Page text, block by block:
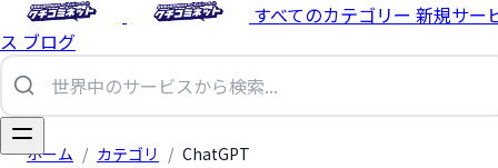
すべてのカテゴリー 新規サー
ス ブログ
ホーム / カテゴリ / ChatGPT